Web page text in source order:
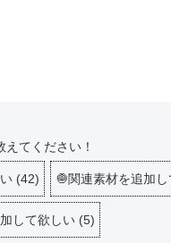
てください！
(42) 🧅関連素材を追加
して欲しい (5)